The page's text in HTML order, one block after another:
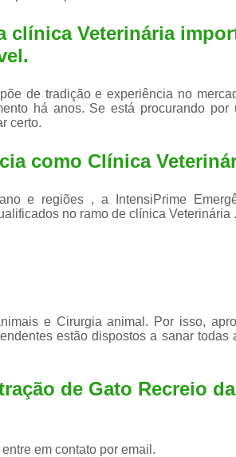
Limpeza Tártaro
clínica Veterinária
de tradição e experiência no
há anos. Se está procurando por
certo.
como Clínica
e regiões , a IntensiPrime
no ramo de clínica Veterinária .
e Cirurgia animal. Por isso,
estão dispostos a sanar todas
de Gato Recreio
entre em contato por email.